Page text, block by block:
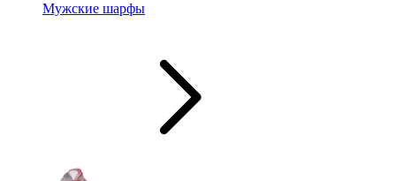
Мужские шарфы